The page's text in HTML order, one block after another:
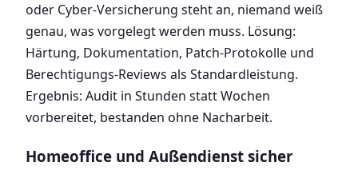
oder Cyber-Versicherung steht an, niemand weiß
genau, was vorgelegt werden muss. Lösung:
Härtung, Dokumentation, Patch-Protokolle und
Berechtigungs-Reviews als Standardleistung.
Ergebnis: Audit in Stunden statt Wochen
vorbereitet, bestanden ohne Nacharbeit.
Homeoffice und Außendienst sicher